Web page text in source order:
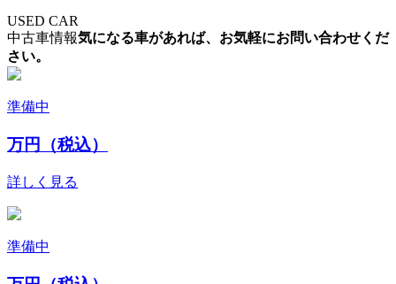
USED CAR
中古車情報気になる車があれば、お気軽にお問い合わせくだ
さい。
準備中
万円（税込）
詳しく見る
準備中